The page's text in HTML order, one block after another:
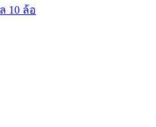
10 ล้อ